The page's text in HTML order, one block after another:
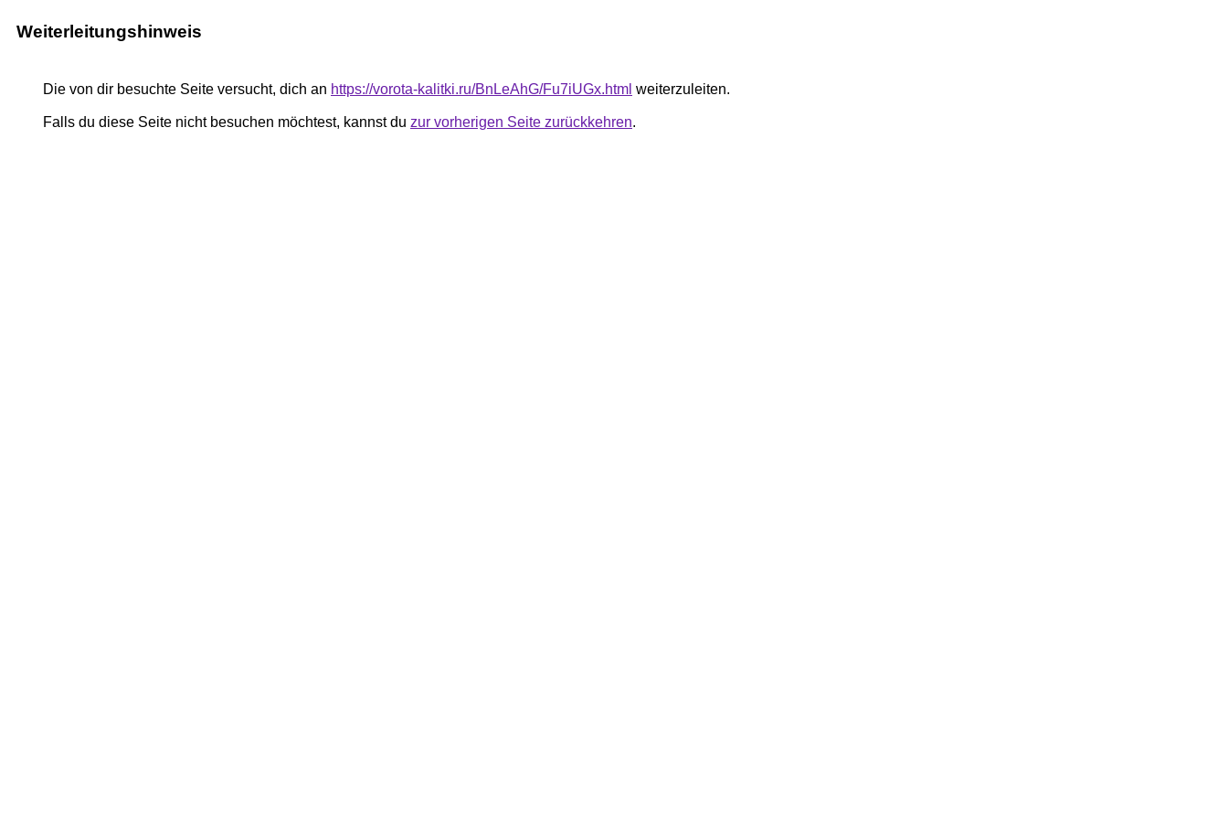
Weiterleitungshinweis
Die von dir besuchte Seite versucht, dich an https://vorota-kalitki.ru/BnLeAhG/Fu7iUGx.html weiterzuleiten.
Falls du diese Seite nicht besuchen möchtest, kannst du zur vorherigen Seite zurückkehren.